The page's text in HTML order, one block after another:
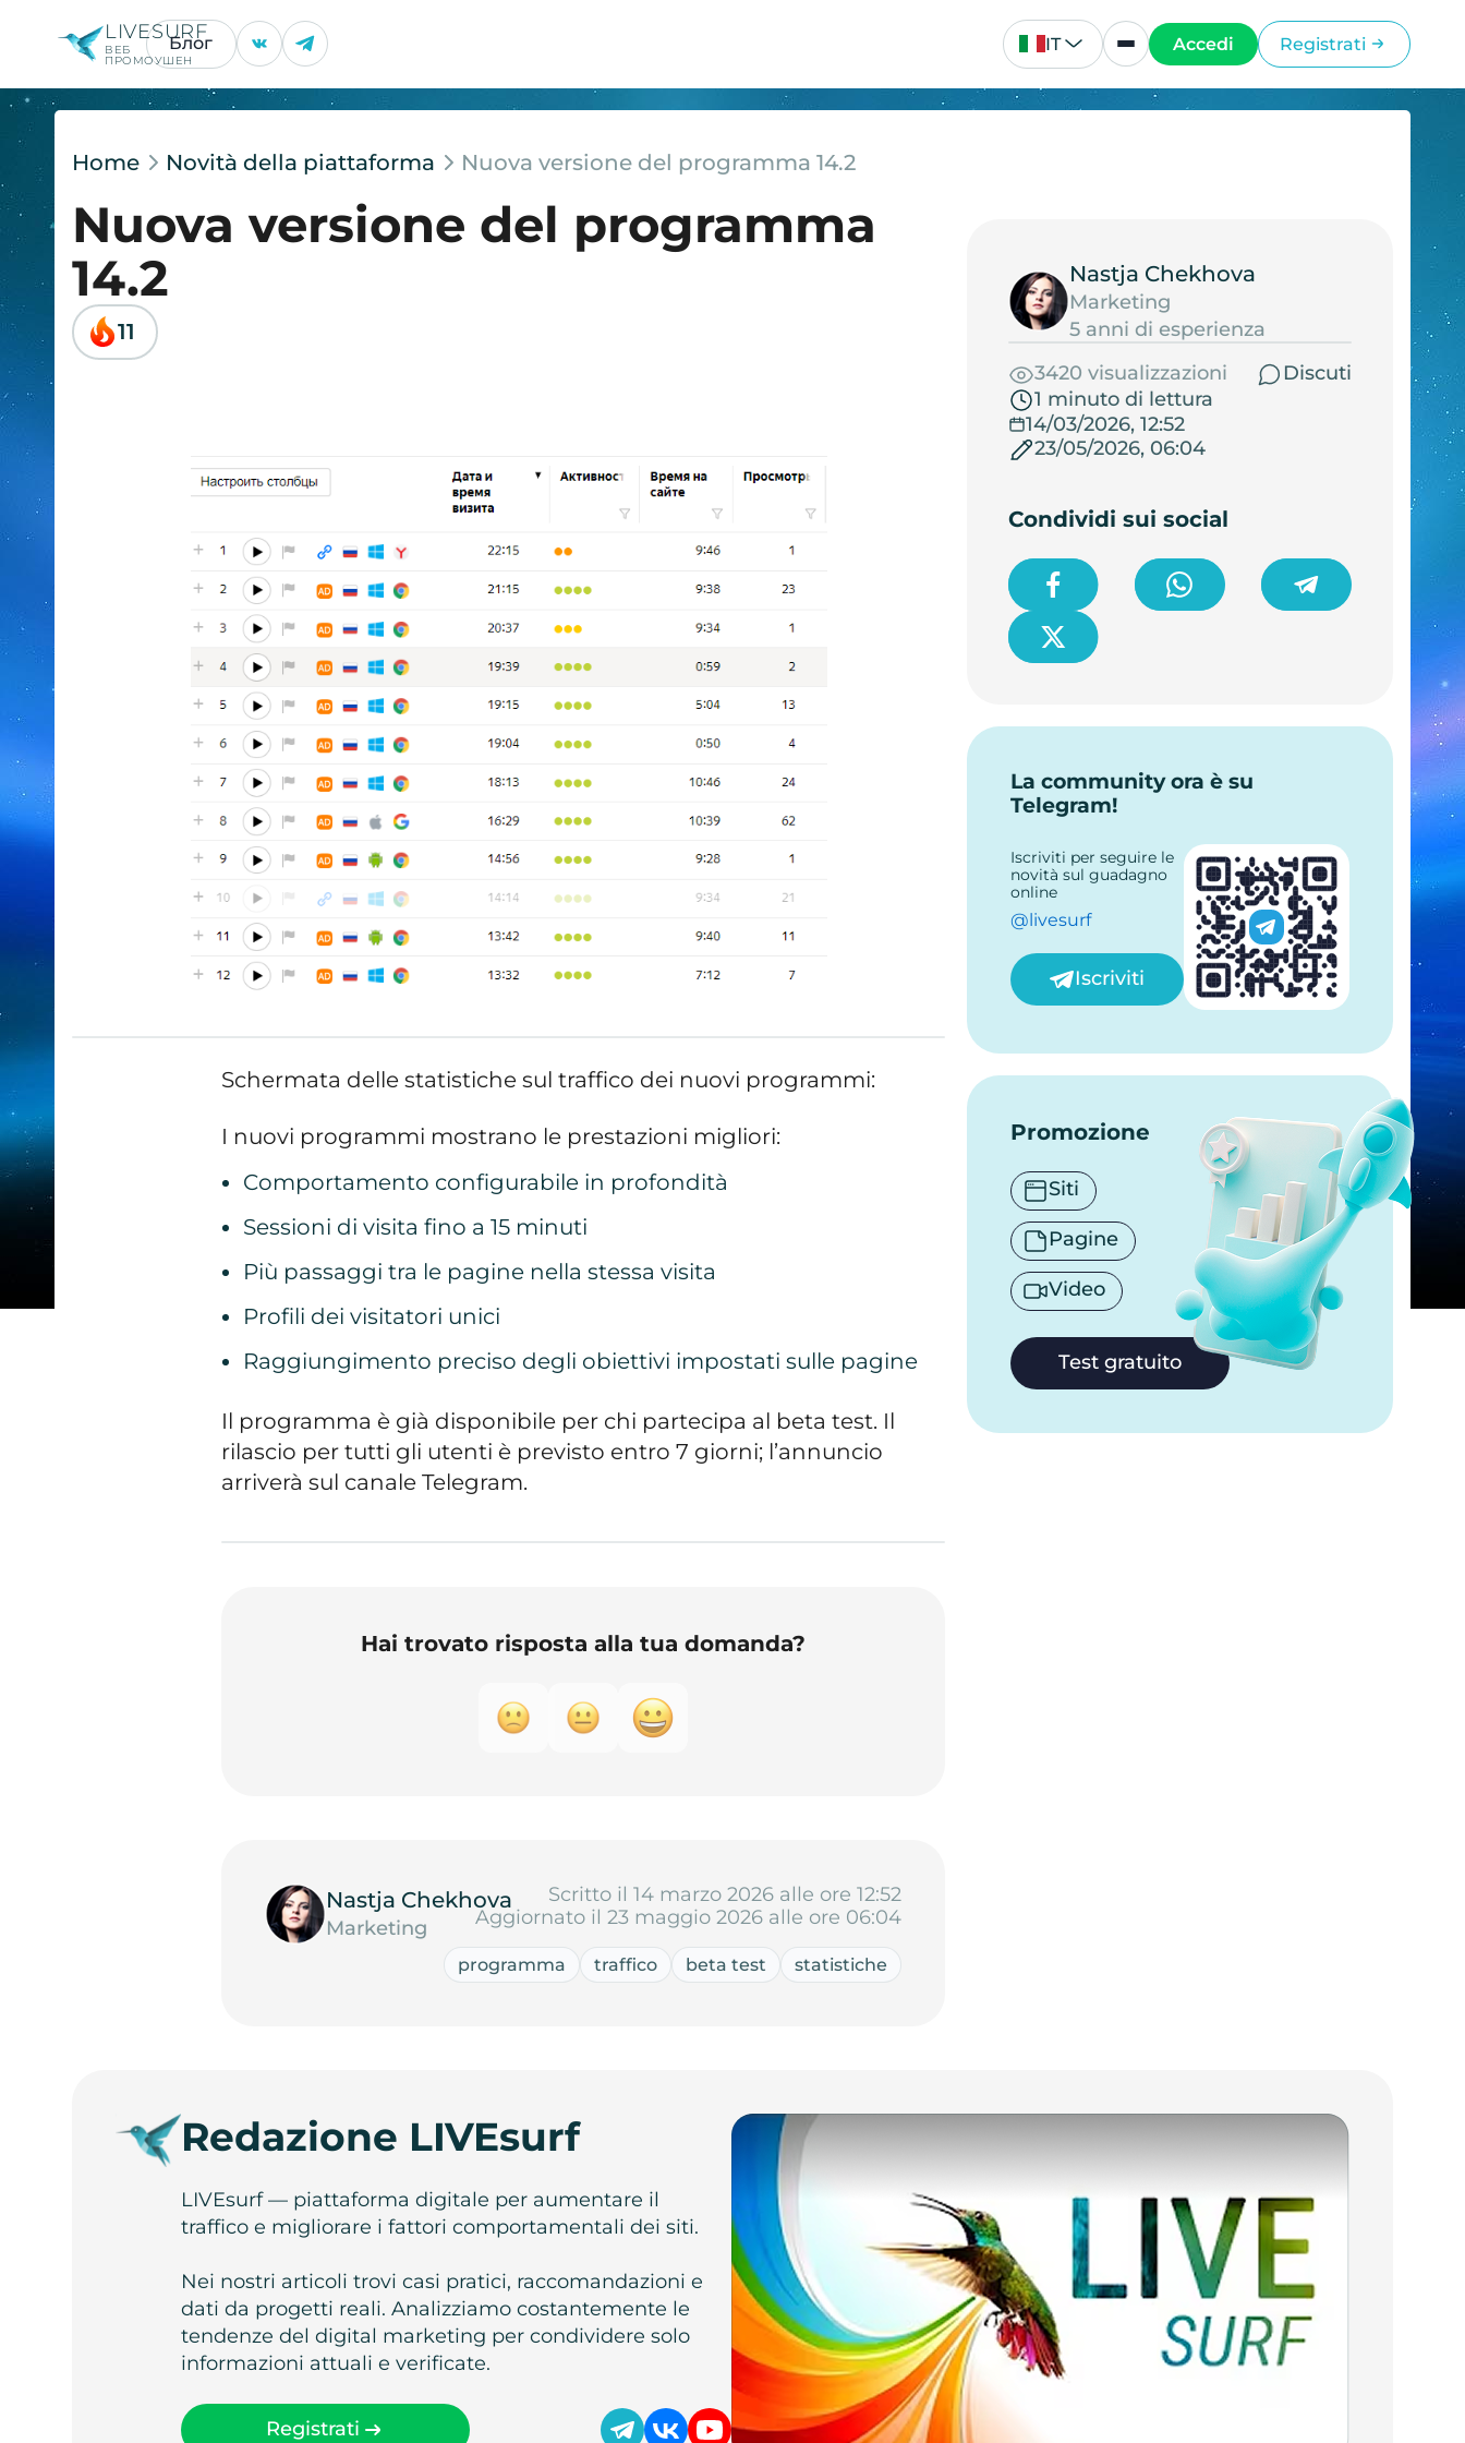
LIVESURF
ВЕБ
ПРОМОУШЕН
Блог IT Accedi Registrati
Home Novità della piattaforma Nuova versione del programma 14.2
Nuova versione del programma
14.2
11
Schermata delle statistiche sul traffico dei nuovi programmi:
I nuovi programmi mostrano le prestazioni migliori:
Comportamento configurabile in profondità
Sessioni di visita fino a 15 minuti
Più passaggi tra le pagine nella stessa visita
Profili dei visitatori unici
Raggiungimento preciso degli obiettivi impostati sulle pagine
Il programma è già disponibile per chi partecipa al beta test. Il
rilascio per tutti gli utenti è previsto entro 7 giorni; l’annuncio
arriverà sul canale Telegram.
Hai trovato risposta alla tua domanda?
Nastja Chekhova
Marketing
Scritto il 14 marzo 2026 alle ore 12:52
Aggiornato il 23 maggio 2026 alle ore 06:04
programma traffico beta test statistiche
Nastja Chekhova
Marketing
5 anni di esperienza
3420 visualizzazioni
Discuti
1 minuto di lettura
14/03/2026, 12:52
23/05/2026, 06:04
Condividi sui social
La community ora è su
Telegram!
Iscriviti per seguire le
novità sul guadagno
online
@livesurf
Iscriviti
Promozione
Siti
Pagine
Video
Test gratuito
Redazione LIVEsurf
LIVEsurf — piattaforma digitale per aumentare il
traffico e migliorare i fattori comportamentali dei siti.
Nei nostri articoli trovi casi pratici, raccomandazioni e
dati da progetti reali. Analizziamo costantemente le
tendenze del digital marketing per condividere solo
informazioni attuali e verificate.
Registrati